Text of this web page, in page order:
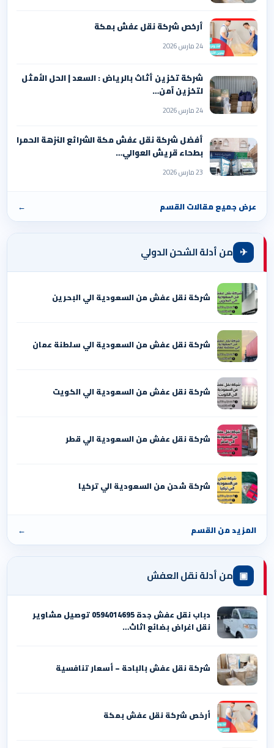
أرخص شركة نقل عفش بمكة
24 مارس 2026
شركة تخزين أثاث بالرياض : السعد | الحل الأمثل
لتخزين آمن…
24 مارس 2026
أفضل شركة نقل عفش مكة الشرائع النزهة الحمرا
بطحاء قريش العوالي…
23 مارس 2026
عرض جميع مقالات القسم ←
✈ من أدلة الشحن الدولي
شركة نقل عفش من السعودية الي البحرين
شركة نقل عفش من السعودية الي سلطنة عمان
شركة نقل عفش من السعودية الي الكويت
شركة نقل عفش من السعودية الي قطر
شركة شحن من السعودية الي تركيا
المزيد من القسم ←
▣ من أدلة نقل العفش
دباب نقل عفش جدة 0594014695 توصيل مشاوير
نقل اغراض بضائع اثاث…
شركة نقل عفش بالباحة – أسعار تنافسية
أرخص شركة نقل عفش بمكة